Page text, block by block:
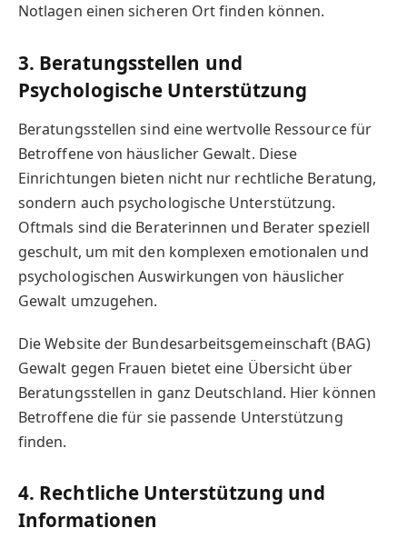
Notlagen einen sicheren Ort finden können.
3. Beratungsstellen und
Psychologische Unterstützung
Beratungsstellen sind eine wertvolle Ressource für
Betroffene von häuslicher Gewalt. Diese
Einrichtungen bieten nicht nur rechtliche Beratung,
sondern auch psychologische Unterstützung.
Oftmals sind die Beraterinnen und Berater speziell
geschult, um mit den komplexen emotionalen und
psychologischen Auswirkungen von häuslicher
Gewalt umzugehen.
Die Website der Bundesarbeitsgemeinschaft (BAG)
Gewalt gegen Frauen bietet eine Übersicht über
Beratungsstellen in ganz Deutschland. Hier können
Betroffene die für sie passende Unterstützung
finden.
4. Rechtliche Unterstützung und
Informationen